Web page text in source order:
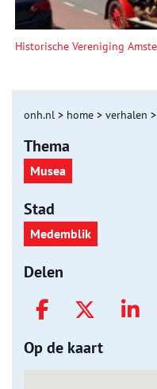
Historische Vereniging
onh.nl > home > verhalen >
Thema
Musea
Stad
Medemblik
Delen
Op de kaart